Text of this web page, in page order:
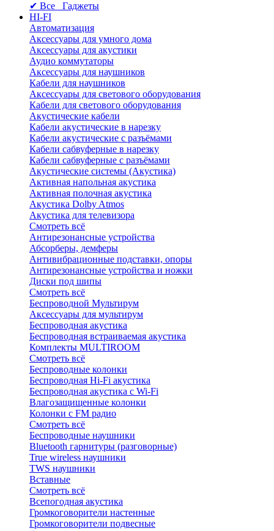
✔ Все Гаджеты
HI-FI
Автоматизация
Аксессуары для умного дома
Аксессуары для акустики
Аудио коммутаторы
Аксессуары для наушников
Кабели для наушников
Аксессуары для светового оборудования
Кабели для светового оборудования
Акустические кабели
Кабели акустические в нарезку
Кабели акустические с разъёмами
Кабели сабвуферные в нарезку
Кабели сабвуферные с разъёмами
Акустические системы (Акустика)
Активная напольная акустика
Активная полочная акустика
Акустика Dolby Atmos
Акустика для телевизора
Смотреть всё
Антирезонансные устройства
Абсорберы, демферы
Антивибрационные подставки, опоры
Антирезонансные устройства и ножки
Диски под шипы
Смотреть всё
Беспроводной Мультирум
Аксессуары для мультирум
Беспроводная акустика
Беспроводная встраиваемая акустика
Комплекты MULTIROOM
Смотреть всё
Беспроводные колонки
Беспроводная Hi-Fi акустика
Беспроводная акустика с Wi-Fi
Влагозащищенные колонки
Колонки с FM радио
Смотреть всё
Беспроводные наушники
Bluetоoth гарнитуры (разговорные)
True wireless наушники
TWS наушники
Вставные
Смотреть всё
Всепогодная акустика
Громкоговорители настенные
Громкоговорители подвесные